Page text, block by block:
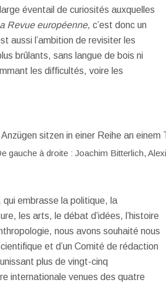
éventail de curiosités auxquelles
Revue européenne, c’est donc un
aussi l’ambition de revisiter les
brûlants, sans langue de bois ni
les difficultés, voire les
gauche à droite : Joachim Bitterlich,
embrasse la politique, la
les arts, le débat d’idées, l’histoire
nous avons souhaité nous
et d’un Comité de rédaction
plus de vingt-cinq
internationale venues des quatre